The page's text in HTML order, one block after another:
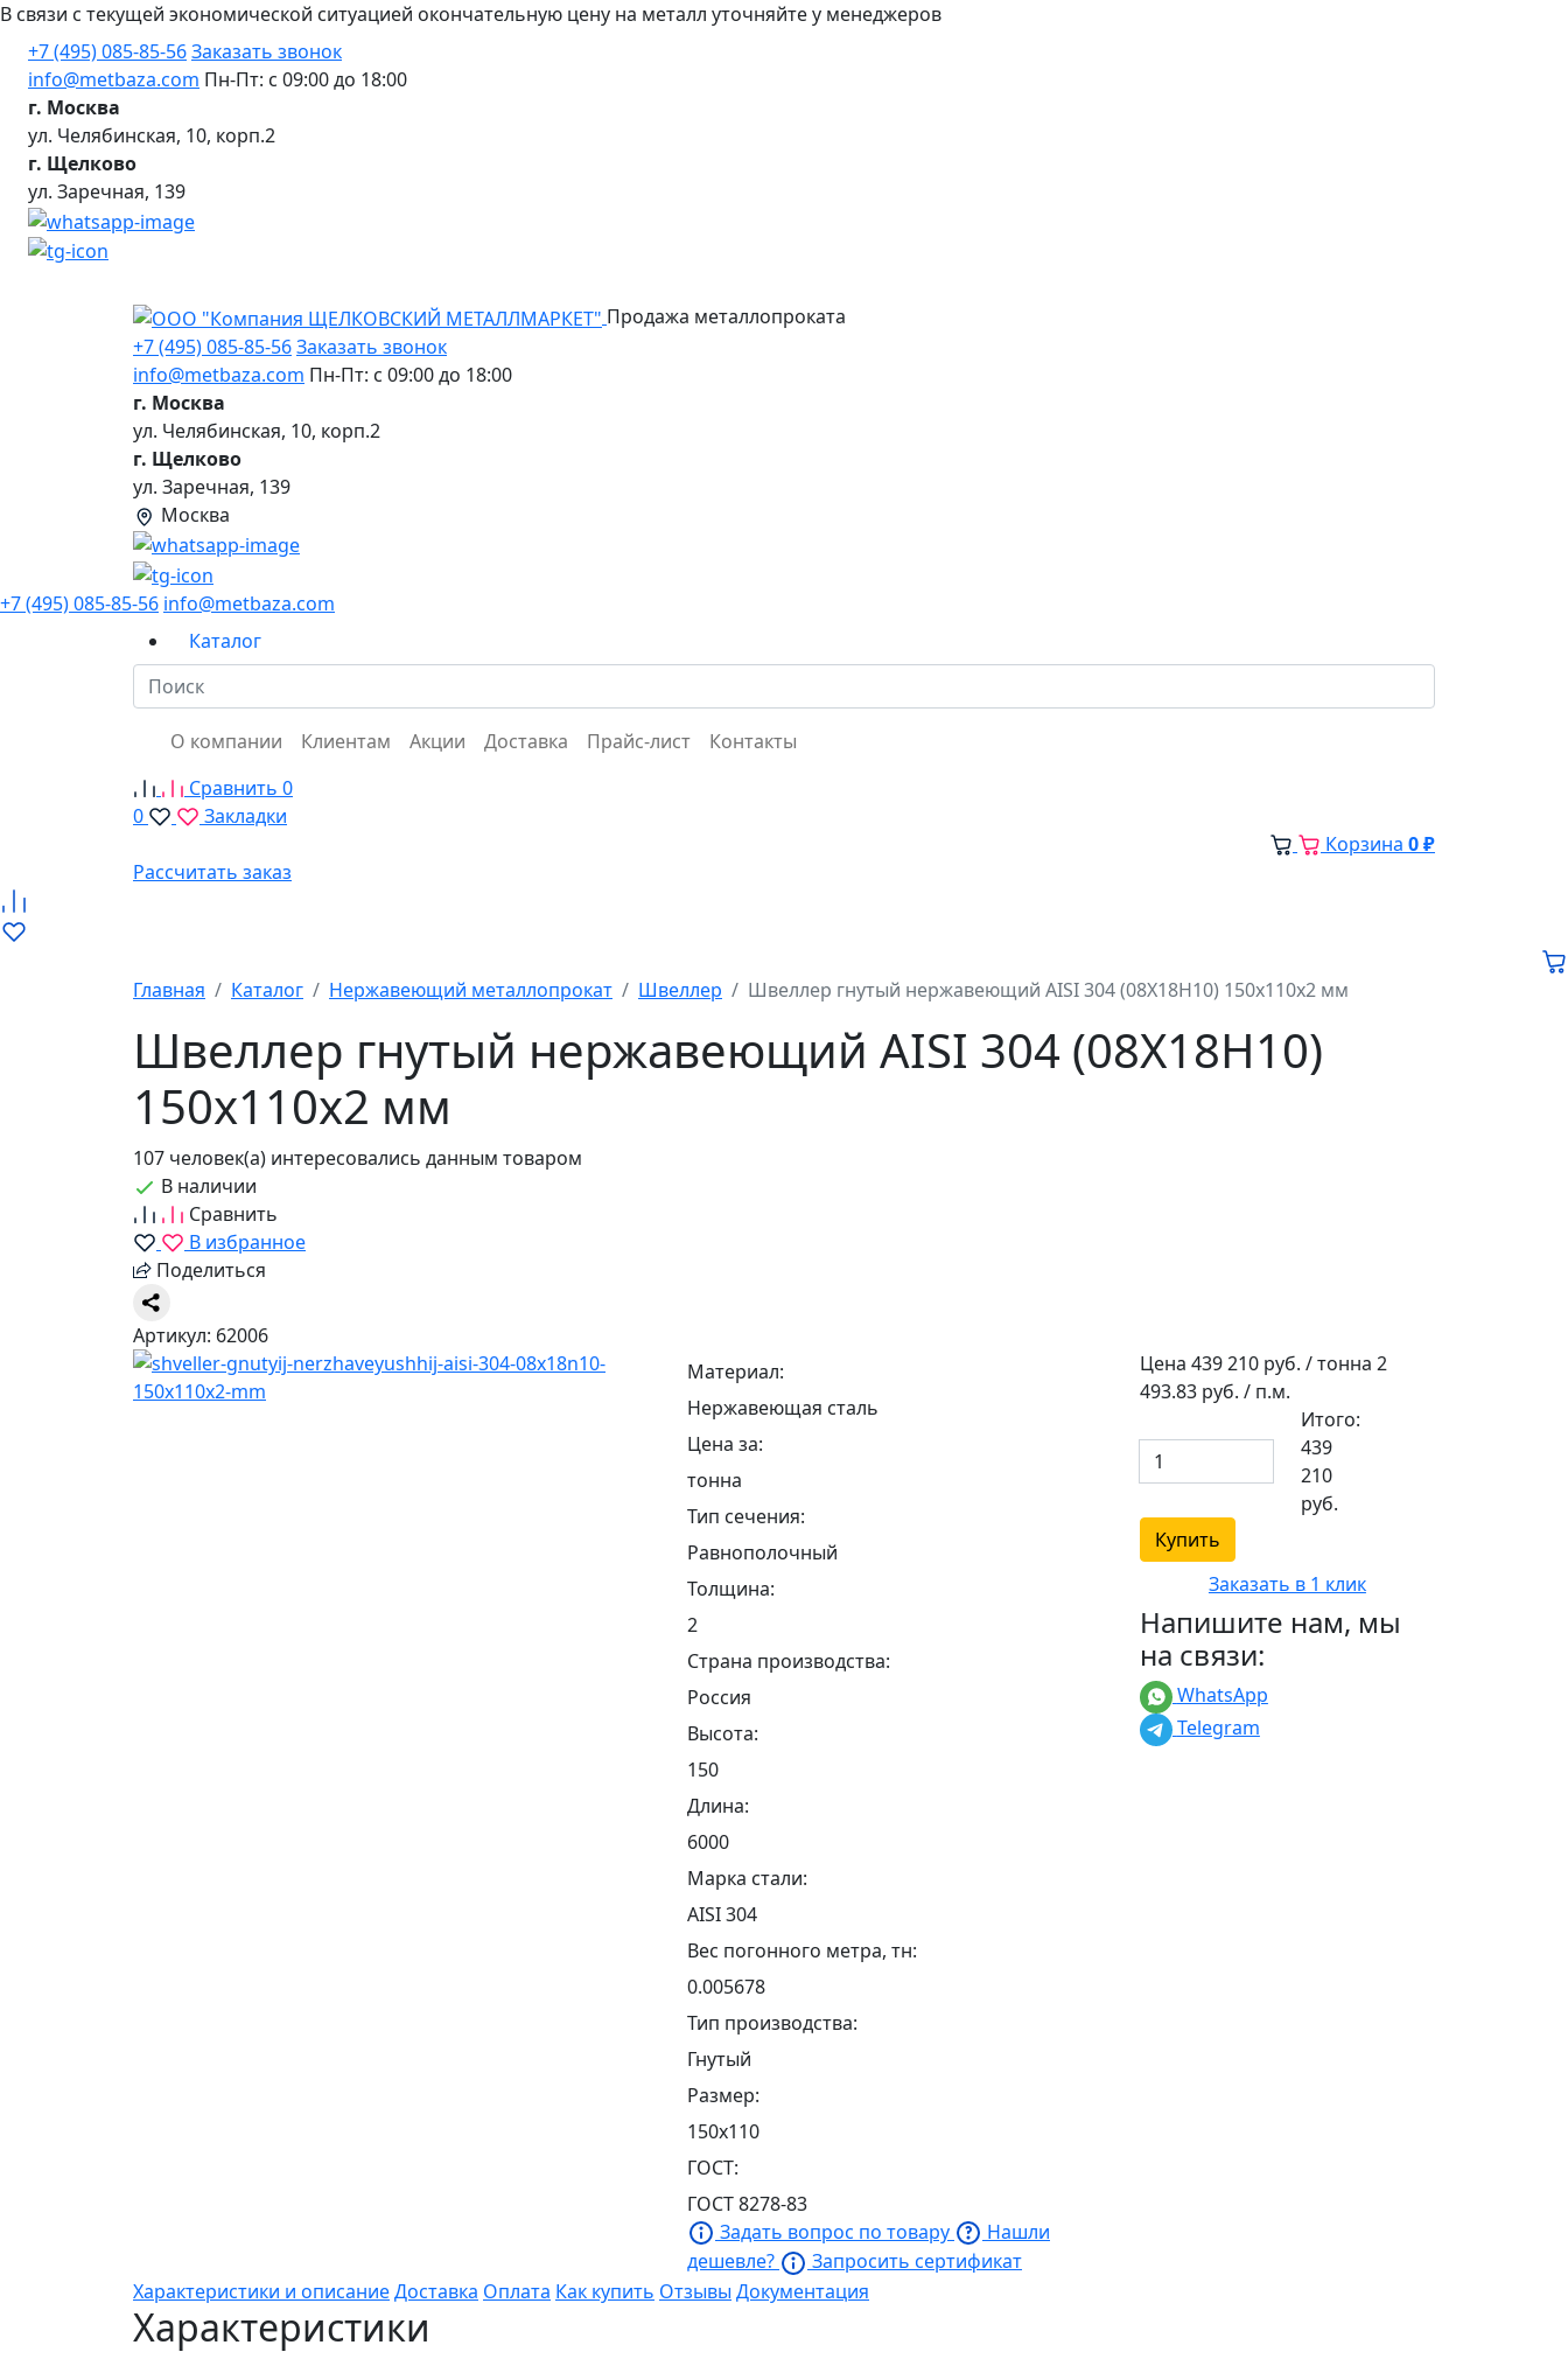
В связи с текущей экономической ситуацией окончательную цену на металл уточняйте у менеджеров
+7 (495) 085-85-56Заказать звонок
info@metbaza.com Пн-Пт: с 09:00 до 18:00
г. Москва
ул. Челябинская, 10, корп.2
г. Щелково
ул. Заречная, 139
Продажа металлопроката
+7 (495) 085-85-56Заказать звонок
info@metbaza.com Пн-Пт: с 09:00 до 18:00
г. Москва
ул. Челябинская, 10, корп.2
г. Щелково
ул. Заречная, 139
Москва
+7 (495) 085-85-56 info@metbaza.com
Каталог
О компании Клиентам Акции Доставка Прайс-лист
Контакты
Сравнить 0
0
Закладки
Корзина 0 ₽
Рассчитать заказ
Главная Каталог Нержавеющий металлопрокат Швеллер Швеллер гнутый нержавеющий AISI 304 (08Х18Н10) 150х110х2 мм
Швеллер гнутый нержавеющий AISI 304 (08Х18Н10)
150х110х2 мм
107 человек(а) интересовались данным товаром
В наличии
Сравнить
В избранное
Поделиться
Артикул: 62006
Материал:
Нержавеющая сталь
Цена за:
тонна
Тип сечения:
Равнополочный
Толщина:
2
Страна производства:
Россия
Высота:
150
Длина:
6000
Марка стали:
AISI 304
Вес погонного метра, тн:
0.005678
Тип производства:
Гнутый
Размер:
150х110
ГОСТ:
ГОСТ 8278-83
Задать вопрос по товару
Нашли
дешевле?
Запросить сертификат
Цена 439 210 руб. / тонна 2
493.83руб. / п.м.
Итого:
439
210
руб.
Купить
Заказать в 1 клик
Напишите нам, мы
на связи:
WhatsApp
Telegram
Характеристики и описаниеДоставка Оплата Как купить Отзывы Документация
Характеристики